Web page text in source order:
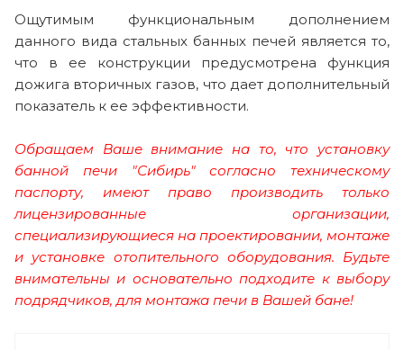
Ощутимым функциональным дополнением
данного вида стальных банных печей является то,
что в ее конструкции предусмотрена функция
дожига вторичных газов, что дает дополнительный
показатель к ее эффективности.
Обращаем Ваше внимание на то, что установку
банной печи "Сибирь" согласно техническому
паспорту, имеют право производить только
лицензированные организации,
специализирующиеся на проектировании, монтаже
и установке отопительного оборудования. Будьте
внимательны и основательно подходите к выбору
подрядчиков, для монтажа печи в Вашей бане!